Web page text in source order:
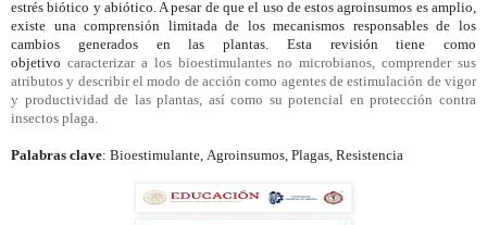
estrés biótico y abiótico. A pesar de que el uso de estosagroinsumos es amplio,
existe una comprensión limitada de los mecanismos responsables de los
cambios generados en las plantas. Esta revisión tiene como
objetivo caracterizar a los bioestimulantesno microbianos, comprender sus
atributos y describir el modo de acción como agentes de estimulación de vigor
y productividad de las plantas, así como su potencial en protección contra
insectos plaga.
Palabras clave: Bioestimulante Agroinsumos , Plagas, Resistencia